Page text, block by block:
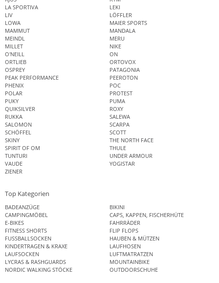
LA SPORTIVA
LEKI
LIV
LÖFFLER
LOWA
MAIER SPORTS
MAMMUT
MANDALA
MEINDL
MERU
MILLET
NIKE
O'NEILL
ON
ORTLIEB
ORTOVOX
OSPREY
PATAGONIA
PEAK PERFORMANCE
PEEROTON
PHENIX
POC
POLAR
PROTEST
PUKY
PUMA
QUIKSILVER
ROXY
RUKKA
SALEWA
SALOMON
SCARPA
SCHÖFFEL
SCOTT
SKINY
THE NORTH FACE
SPIRIT OF OM
THULE
TUNTURI
UNDER ARMOUR
VAUDE
YOGISTAR
ZIENER
Top Kategorien
BADEANZÜGE
BIKINI
CAMPINGMÖBEL
CAPS, KAPPEN, FISCHERHÜTE
E-BIKES
FAHRRÄDER
FITNESS SHORTS
FLIP FLOPS
FUSSBALLSOCKEN
HAUBEN & MÜTZEN
KINDERTRAGEN & KRAXE
LAUFHOSEN
LAUFSOCKEN
LUFTMATRATZEN
LYCRAS & RASHGUARDS
MOUNTAINBIKE
NORDIC WALKING STÖCKE
OUTDOORSCHUHE